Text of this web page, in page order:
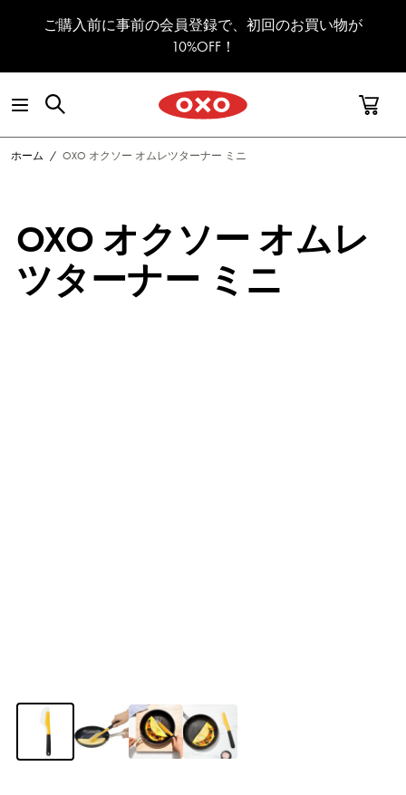
ご購入前に事前の会員登録で、初回のお買い物が
10%OFF！
ホーム / OXO オクソー オムレツターナー ミニ
OXO オクソー オムレ
ツターナー ミニ
View larger imageView larger imageView larger imageView larger image